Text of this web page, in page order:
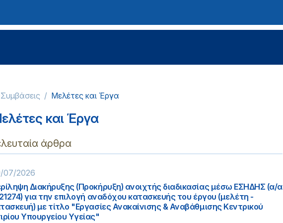
Μελέτες και Έργα
και Έργα
άρθρα
07/2026
Διακήρυξης (Προκήρυξη) ανοιχτής διαδικασίας μέσω ΕΣΗΔΗΣ (α/α
για την επιλογή αναδόχου κατασκευής του έργου (μελέτη -
με τίτλο "Εργασίες Ανακαίνισης & Αναβάθμισης Κεντρικού
Υπουργείου Υγείας"